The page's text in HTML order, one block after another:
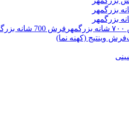
فرش 700 شانه بزرگمهر
فرش وینتیج (کهنه نما)